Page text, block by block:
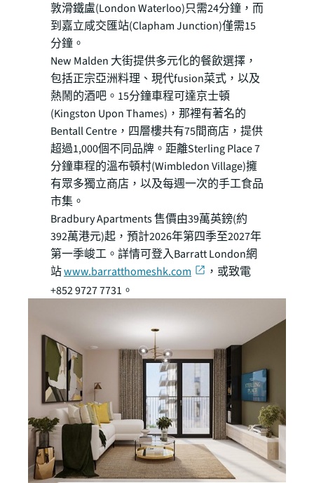
敦滑鐵盧(London Waterloo)只需24分鐘，而
到嘉立咸交匯站(Clapham Junction)僅需15
分鐘。
New Malden 大街提供多元化的餐飲選擇，
包括正宗亞洲料理、現代fusion菜式，以及
熱鬧的酒吧。15分鐘車程可達京士頓
(Kingston Upon Thames)，那裡有著名的
Bentall Centre，四層樓共有75間商店，提供
超過1,000個不同品牌。距離Sterling Place 7
分鐘車程的溫布頓村(Wimbledon Village)擁
有眾多獨立商店，以及每週一次的手工食品
市集。
Bradbury Apartments 售價由39萬英鎊(約
392萬港元)起，預計2026年第四季至2027年
第一季峻工。詳情可登入Barratt London網
站www.barratthomeshk.com
，或致電
+852 9727 7731。